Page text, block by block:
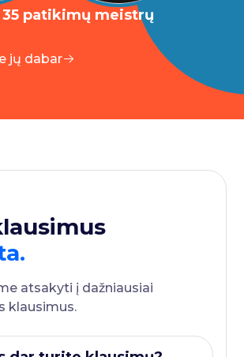
patikimų meistrų
jų dabar
atsakyti į dažniausiai
klausimus.